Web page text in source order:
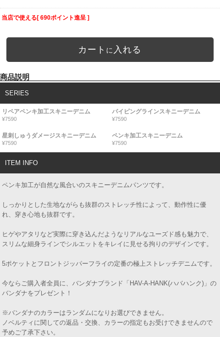
当店で使える[ 690ポイント進呈 ]
カート に 入れる
商品説明
SERIES
リペアペンキ加工スキニーデニム
¥7590
パイピングラインスキニーデニム
¥7590
星刺しゅうダメージスキニーデニム
¥7590
ペンキ加工スキニーデニム
¥7590
ITEM INFO
ペンキ加工が自然な風合いのスキニーデニムパンツです。
しっかりとした生地ながらも抜群のストレッチ性によって、動作性に優
れ、穿き心地も抜群です。
ヒゲやアタリなど実際に穿き込んだようなリアルなユーズド感も魅力で、
スリムな細身ラインでシルエットをキレイに見せる拘りのデザインです。
5ポケットとフロントジッパーフライの定番の極上ストレッチデニムです。
今ならご購入者全員に、バンダナブランド「HAV-A-HANK(ハバハンク)」の
バンダナをプレゼント！
※バンダナのカラーはランダムになりお選びできません。
ノベルティに関しての返品・交換、カラーの指定もお受けできませんので
予めご了承下さい。